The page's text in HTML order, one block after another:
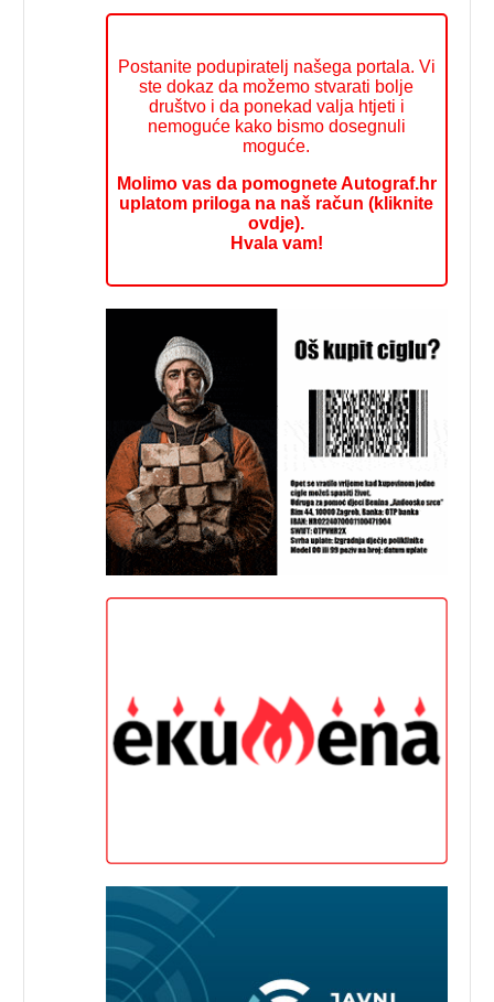
Postanite podupiratelj našega portala. Vi
ste dokaz da možemo stvarati bolje
društvo i da ponekad valja htjeti i
nemoguće kako bismo dosegnuli
moguće.
Molimo vas da pomognete Autograf.hr
uplatom priloga na naš račun (kliknite
ovdje).
Hvala vam!